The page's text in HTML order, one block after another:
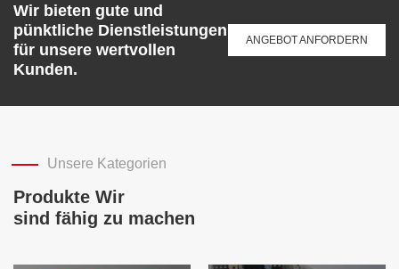
Wir bieten gute und
pünktliche Dienstleistungen
für unsere wertvollen
Kunden.
ANGEBOT ANFORDERN
Unsere Kategorien
Produkte Wir
sind fähig zu machen